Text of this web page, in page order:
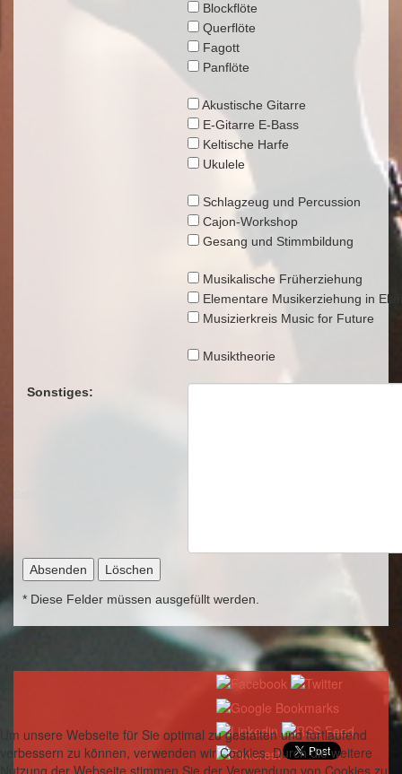
Blockflöte
Querflöte
Fagott
Panflöte
Akustische Gitarre
E-Gitarre E-Bass
Keltische Harfe
Ukulele
Schlagzeug und Percussion
Cajon-Workshop
Gesang und Stimmbildung
Musikalische Früherziehung
Elementare Musikerziehung in
Musizierkreis Music for Future
Musiktheorie
Sonstiges:
* Diese Felder müssen ausgefüllt werden.
Um unsere Webseite für Sie optimal zu gestalten und fortlaufend
verbessern zu können, verwenden wir Cookies. Durch die weitere
Nutzung der Webseite stimmen Sie der Verwendung von Cookies zu.